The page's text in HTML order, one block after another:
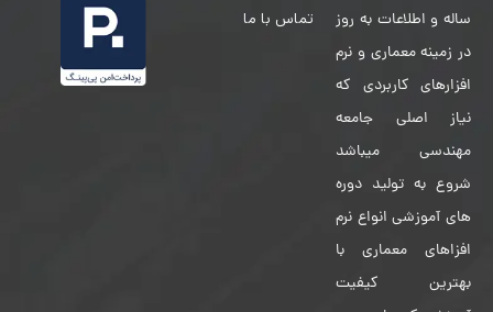
ساله و اطلاعات به روز
در زمینه معماری و نرم
افزارهای کاربردی که
نیاز اصلی جامعه
مهندسی میباشد
شروع به تولید دوره
های آموزشی انواع نرم
افزاهای معماری با
بهترین کیفیت
تماس با ما